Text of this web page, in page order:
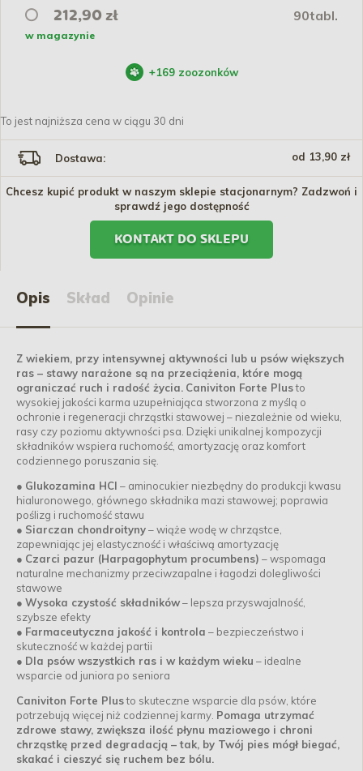
212,90 zł 90tabl.
w magazynie
+169 zoozonków
To jest najniższa cena w ciągu 30 dni
Dostawa: od 13,90 zł
Chcesz kupić produkt w naszym sklepie stacjonarnym? Zadzwoń i
sprawdź jego dostępność
KONTAKT DO SKLEPU
Opis Skład Opinie
Z wiekiem, przy intensywnej aktywności lub u psów większych
ras – stawy narażone są na przeciążenia, które mogą
ograniczać ruch i radość życia. Caniviton Forte Plusto
wysokiej jakości karma uzupełniająca stworzona z myślą o
ochronie i regeneracji chrząstki stawowej – niezależnie od wieku,
rasy czy poziomu aktywności psa. Dzięki unikalnej kompozycji
składników wspiera ruchomość, amortyzację oraz komfort
codziennego poruszania się.
● Glukozamina HCl – aminocukier niezbędny do produkcji kwasu
hialuronowego, głównego składnika mazi stawowej; poprawia
poślizg i ruchomość stawu
● Siarczan chondroityny– wiąże wodę w chrząstce,
zapewniając jej elastyczność i właściwą amortyzację
● Czarci pazur (Harpagophytum procumbens) – wspomaga
naturalne mechanizmy przeciwzapalne i łagodzi dolegliwości
stawowe
● Wysoka czystość składników– lepsza przyswajalność,
szybsze efekty
● Farmaceutyczna jakość i kontrola – bezpieczeństwo i
skuteczność w każdej partii
● Dla psów wszystkich ras i w każdym wieku – idealne
wsparcie od juniora po seniora
Caniviton Forte Plusto skuteczne wsparcie dla psów, które
potrzebują więcej niż codziennej karmy. Pomaga utrzymać
zdrowe stawy, zwiększa ilość płynu maziowego i chroni
chrząstkę przed degradacją – tak, by Twój pies mógł biegać,
skakać i cieszyć się ruchem bez bólu.